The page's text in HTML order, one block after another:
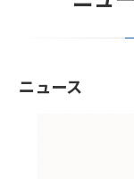
ニュース